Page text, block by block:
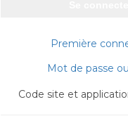
Première
Mot de passe
Code site et